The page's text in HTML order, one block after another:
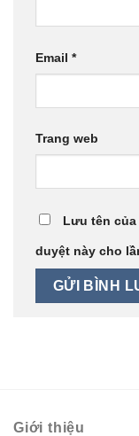
Email *
Trang web
Lưu tên
duyệt này cho
Giới thiệu